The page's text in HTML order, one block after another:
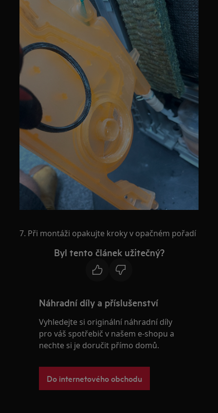
7. Při montáži opakujte kroky v opačném pořadí
Byl tento článek užitečný?
Náhradní díly a příslušenství
Vyhledejte si originální náhradní díly
pro váš spotřebič v našem e-shopu a
nechte si je doručit přímo domů.
Do internetového obchodu